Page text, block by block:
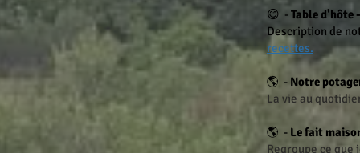
😋 -Table d'hôte
Description de
recettes.
🌎 - Notre
La vie au
🌎 - Le fait
Regroupe ce que